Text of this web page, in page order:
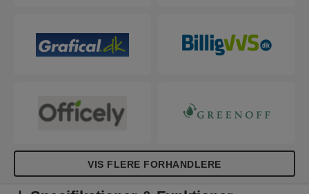
VIS FLERE FORHANDLERE